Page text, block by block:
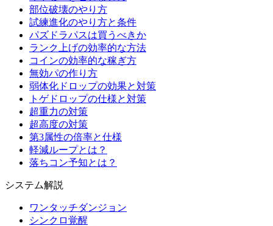
部位破壊のやり方
試練進化のやり方と条件
パズドラパスは買うべきか
ランク上げの効率的な方法
コインの効率的な稼ぎ方
無効パの作り方
弱体化ドロップの効果と対策
トゲドロップの仕様と対策
超重力の対策
超高度の対策
第3属性の倍率と仕様
軽減ループとは？
落ちコン予知とは？
システム解説
ワンタッチダンジョン
シンクロ覚醒